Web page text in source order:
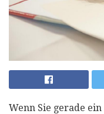
Wenn Sie gerade